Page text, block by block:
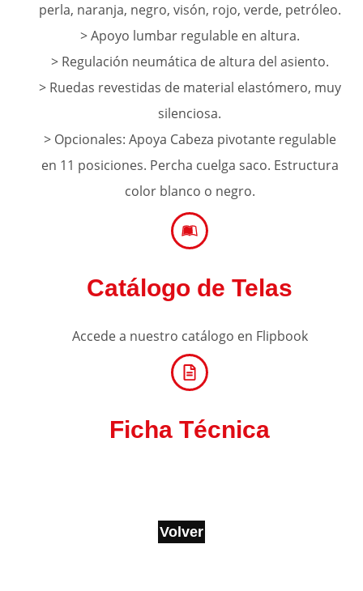
perla, naranja, negro, visón, rojo, verde, petróleo.
> Apoyo lumbar regulable en altura.
> Regulación neumática de altura del asiento.
> Ruedas revestidas de material elastómero, muy
silenciosa.
> Opcionales: Apoya Cabeza pivotante regulable
en 11 posiciones. Percha cuelga saco. Estructura
color blanco o negro.
Catálogo de Telas
Accede a nuestro catálogo en Flipbook
Ficha Técnica
Volver